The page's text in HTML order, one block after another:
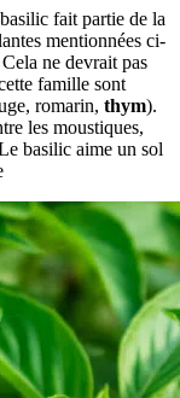
fait partie de la
mentionnées ci-
ne devrait pas
famille sont
romarin, thym).
les moustiques,
basilic aime un sol